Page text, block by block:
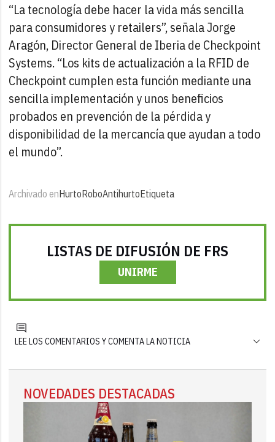
“La tecnología debe hacer la vida más sencilla
para consumidores y retailers”, señala Jorge
Aragón, Director General de Iberia de Checkpoint
Systems. “Los kits de actualización a la RFID de
Checkpoint cumplen esta función mediante una
sencilla implementación y unos beneficios
probados en prevención de la pérdida y
disponibilidad de la mercancía que ayudan a todo
el mundo”.
Archivado enHurtoRoboAntihurtoEtiqueta
LISTAS DE DIFUSIÓN DE FRS
UNIRME
LEE LOS COMENTARIOS Y COMENTA LA NOTICIA
NOVEDADES DESTACADAS